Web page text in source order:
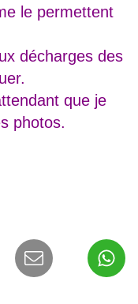
le permettent
décharges des
que je
photos.